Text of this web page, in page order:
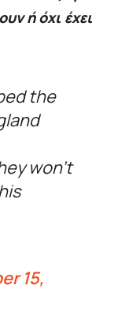
ή όχι έχει
the
won't
15,